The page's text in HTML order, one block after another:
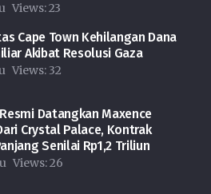
Views:23
Cape Town Kehilangan Dana
Akibat Resolusi Gaza
Views: 32
Datangkan Maxence
Crystal Palace, Kontrak
Senilai Rp1,2 Triliun
Views:26